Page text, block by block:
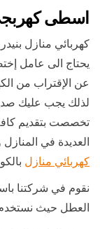
اسطى
كهربائي منازل
يحتاج الى عامل
عن الإقتراب من
لذلك يجب عليك
تخصصت بتقديم كافة
العديدة في
كهربائي منازل
نقوم في شركتنا
العطل حيث نستخدم